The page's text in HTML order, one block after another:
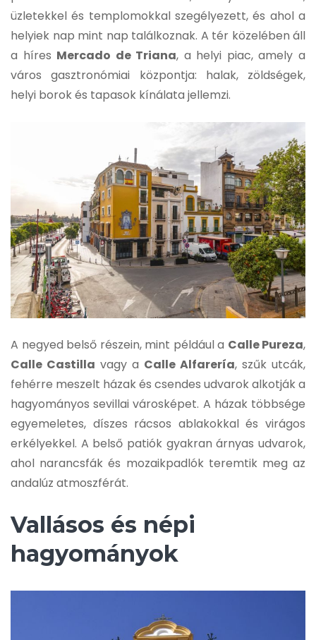
üzletekkel és templomokkal szegélyezett, és ahol a
helyiek nap mint nap találkoznak. A tér közelében áll
a híres Mercado de Triana, a helyi piac, amely a
város gasztronómiai központja: halak, zöldségek,
helyi borok és tapasok kínálata jellemzi.
A negyed belső részein, mint például a Calle Pureza,
Calle Castilla vagy a Calle Alfarería, szűk utcák,
fehérre meszelt házak és csendes udvarok alkotják a
hagyományos sevillai városképet. A házak többsége
egyemeletes, díszes rácsos ablakokkal és virágos
erkélyekkel. A belső patiók gyakran árnyas udvarok,
ahol narancsfák és mozaikpadlók teremtik meg az
andalúz atmoszférát.
Vallásos és népi
hagyományok